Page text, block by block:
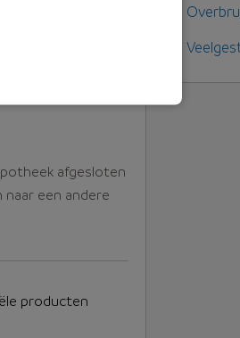
de
verpand vaak
banken een
afgesloten
een andere
producten